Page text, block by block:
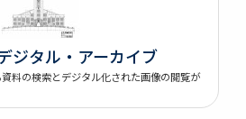
ジタル・アーカイブ
料の検索とデジタル化された画像の閲覧が